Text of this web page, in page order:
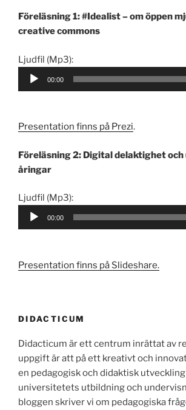
Föreläsning 1: #Idealist – om öppen
creative commons
Ljudfil (Mp3):Audio
Player
00:00
Presentation finns på Prezi.
Föreläsning 2: Digital delaktighet och
åringar
Ljudfil (Mp3):Audio
Player
00:00
Presentation finns på Slideshare.
DIDACTICUM
Didacticum är ett centrum inrättat av
uppgift är att på ett kreativt och
en pedagogisk och didaktisk utveckling
universitetets utbildning och
bloggen skriver vi om pedagogiska